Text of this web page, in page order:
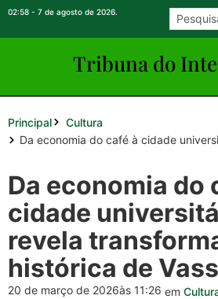
02:58 - 7 de agosto de 2026.
Tribuna do Inte
Principal
Cultura
Da economia do café à cidade
Da economia do
cidade
revela
histórica de
20 de março de 2026às 11:26 em